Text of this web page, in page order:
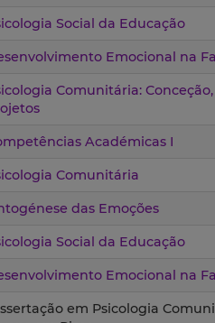
Social da Educação
Emocional na
Comunitária:
Académicas I
Comunitária
das Emoções
Social da Educação
Emocional na
em Psicologia